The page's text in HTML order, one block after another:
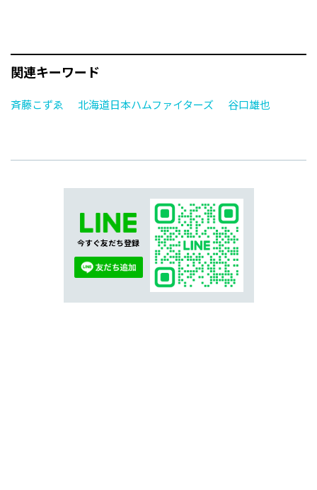
関連キーワード
斉藤こずゑ 北海道日本ハムファイターズ 谷口雄也
今すぐ友だち登録